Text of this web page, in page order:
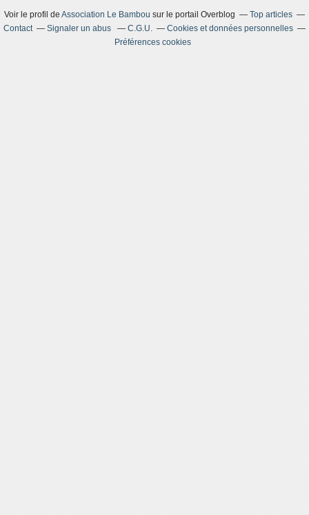
Voir le profil deAssociation Le Bambou sur le portail Overblog
Top articles
Contact
Signaler un abus C.G.U.
Cookies et données personnelles
Préférences cookies